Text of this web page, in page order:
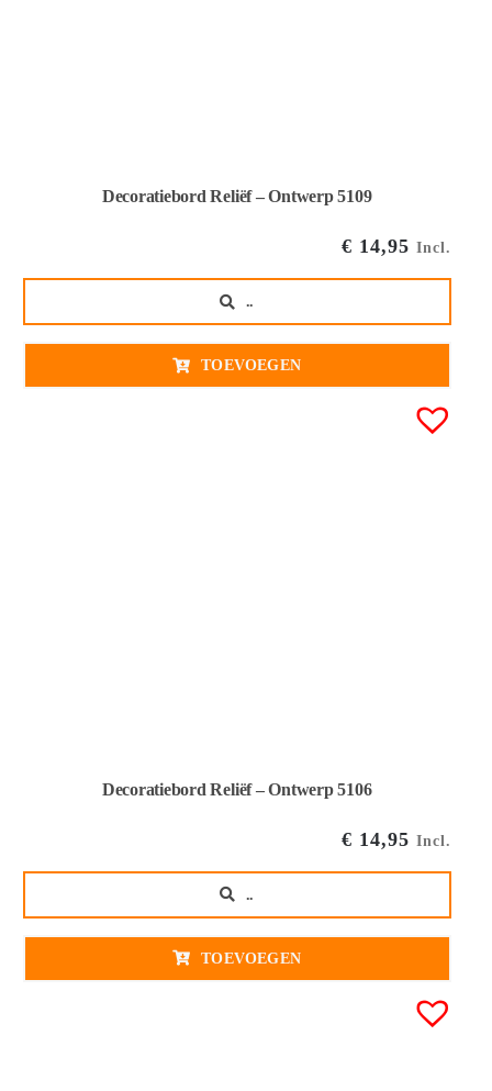
Decoratiebord Reliëf – Ontwerp 5109
€ 14,95 Incl.
..
TOEVOEGEN
Decoratiebord Reliëf – Ontwerp 5106
€ 14,95 Incl.
..
TOEVOEGEN